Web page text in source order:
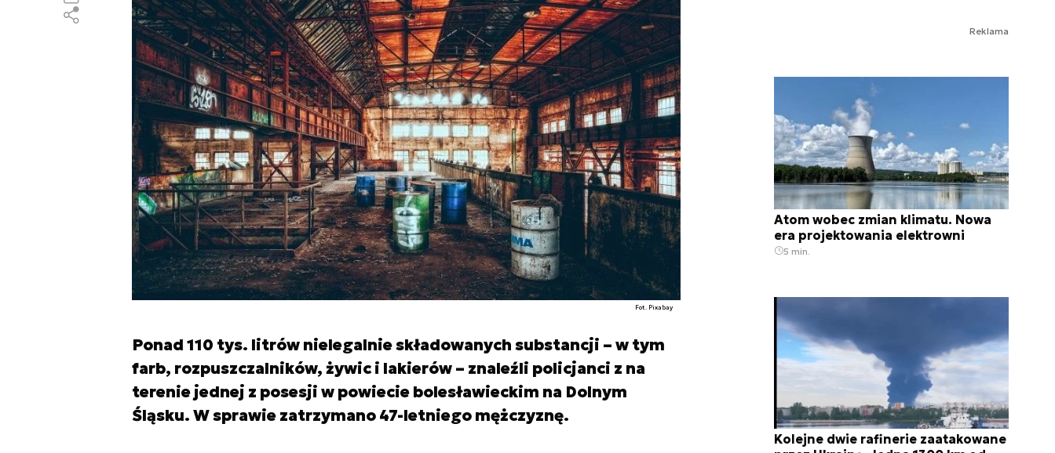
Fot. Pixabay
Ponad 110 tys. litrów nielegalnie składowanych substancji – w tym
farb, rozpuszczalników, żywic i lakierów – znaleźli policjanci z na
terenie jednej z posesji w powiecie bolesławieckim na Dolnym
Śląsku. W sprawie zatrzymano 47-letniego mężczyznę.
Reklama
Atom wobec zmian klimatu. Nowa
era projektowania elektrowni
5 min.
Kolejne dwie rafinerie zaatakowane